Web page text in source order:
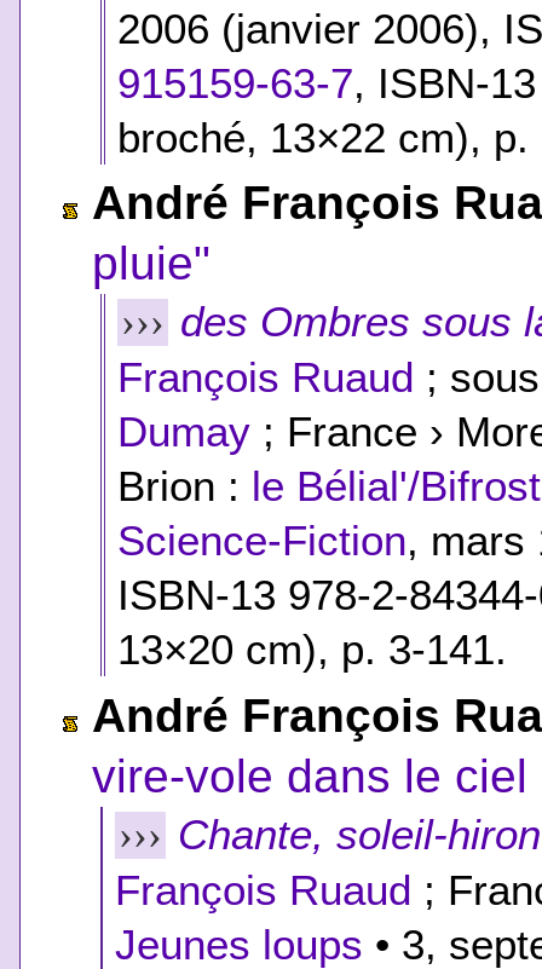
2006 (janvier 2006),
915159-63-7, ISBN-
broché, 13×22 cm), p.
André François
pluie"
››› des Ombres sous
François Ruaud ;
Dumay ; France ›
Brion : le Bélial'/
Science-Fiction,
ISBN-13 978-2-
13×20 cm), p. 3-141.
André François
vire-vole dans le ciel
››› Chante, soleil-
François Ruaud ;
Jeunes loups • 3,